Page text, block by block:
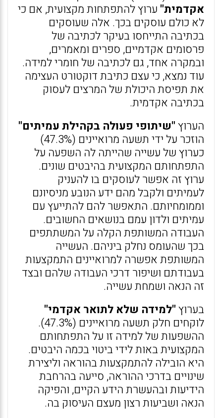
אקדמית" ערוץ להתפתחות מקצועית, אם כי
לא כולם עוסקים בכך. אלה שעוסקים
בכתיבה התייחסו בעיקר לכתיבה של
פרסומים אקדמיים, ספרים ומאמרים,
ובמקרה אחד, גם לכתיבה של חומרי למידה.
עוד נמצא, כי עצם כתיבת דוקטורט העצימה
את תפיסת היכולת של המרצים לעסוק
בכתיבה אקדמית.
הערוץ"שיתופי פעולה בקהילת עמיתים"
הוזכר על ידי תשעה מרואיינים (47.3%)
כערוץ של עשייה שהייתה לה השפעה על
התפתחותם המקצועית בהיבטים שונים.
ערוץ זה אפשר לעוסקים בו להעניק
לעמיתים ולקבל מהם ידע הנובע מניסיונם
וממומחיותם. התאפשר להם להתייעץ עם
עמיתים ולדון עמם בנושאים החשובים.
העבודה המשותפת הקלה על המשתתפים
בכך שהעומס נחלק ביניהם. העשייה
המשותפת אפשרה למרואיינים התמקצעות
בעבודתם ושיפור דרכי העבודה שלהם ובצד
זה הנאה ושמחת עשייה.
בערוץ"למידה שלא לתואר אקדמי"
לוקחים חלק תשעה מרואיינים (47.3%).
ההשפעות של למידה זו על התפתחותם
המקצועית באות לידי ביטוי בכמה היבטים.
היא הובילה להתמקצעות בהוראה וליצירת
שינויים בדרכי ההוראה, סייעה בהרחבת
הידיעות ובהעשרת הידע הקיים, והפיקה
הנאה ושביעות רצון מעצם העיסוק בה.